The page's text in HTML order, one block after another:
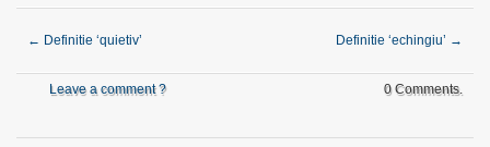
← Definitie ‘quietiv’ Definitie ‘echingiu’ →
Leave a comment ? 0 Comments.